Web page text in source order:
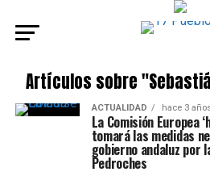
Artículos sobre
ACTUALIDAD hace 3
La Comisión Europea
tomará las medidas
gobierno andaluz por
Pedroches